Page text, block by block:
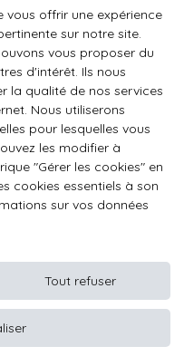
Foch
vous offrir une expérience
sur notre site.
vous proposer du
d'intérêt. Ils nous
la qualité de nos services
Nous utiliserons
pour lesquelles vous
les modifier à
″Gérer les cookies″ en
cookies essentiels à son
sur vos données
Tout refuser